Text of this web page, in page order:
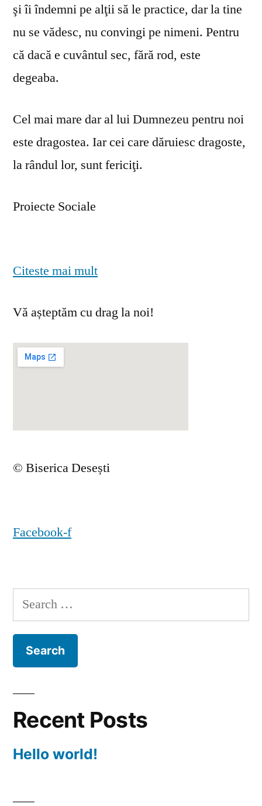
şi îi îndemni pe alţii să le practice, dar la tine
nu se vă­desc, nu convingi pe nimeni. Pentru
că dacă e cuvântul sec, fără rod, este
degeaba.
Cel mai mare dar al lui Dumnezeu pentru noi
este dragostea. Iar cei care dăruiesc dragoste,
la rândul lor, sunt fericiţi.
Proiecte Sociale
Citeste mai mult
Vă așteptăm cu drag la noi!
© Biserica Desești
Facebook-f
Search
for:
Recent Posts
Hello world!